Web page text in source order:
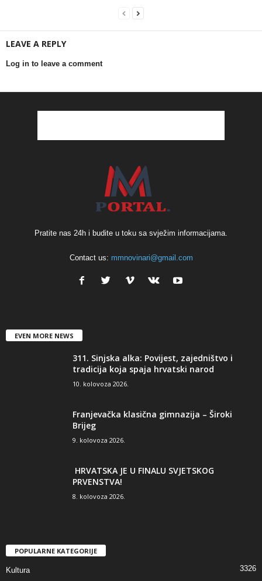
LEAVE A REPLY
Log in to leave a comment
Pratite nas 24h i budite u toku sa svježim informacijama.
Contact us: mmnovinari@gmail.com
EVEN MORE NEWS
311. Sinjska alka: Povijest, zajedništvo i
tradicija koja spaja hrvatski narod
10. kolovoza 2026.
Franjevačka klasična gimnazija – Široki
Brijeg
9. kolovoza 2026.
HRVATSKA JE U FINALU SVJETSKOG
PRVENSTVA!
8. kolovoza 2026.
POPULARNE KATEGORIJE
Kultura 3326